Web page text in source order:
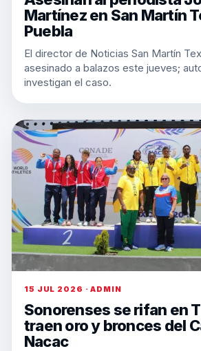
Martínez en San Martín
Puebla
El director de Noticias San Martín
asesinado a balazos este jueves;
investigan el caso.
15 JUL 2026 · ADMIN
Sonorenses se rifan en
traen oro y bronces del
Nacac